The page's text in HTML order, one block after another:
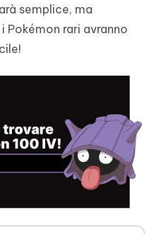
semplice, ma
Pokémon rari avranno